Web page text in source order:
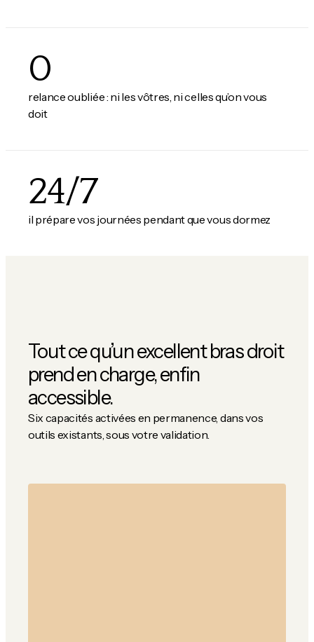
0
relance oubliée : ni les vôtres, ni celles qu’on vous
doit
24/7
il prépare vos journées pendant que vous dormez
Tout ce qu’un excellent bras droit
prend en charge, enfin
accessible.
Six capacités activées en permanence, dans vos
outils existants, sous votre validation.